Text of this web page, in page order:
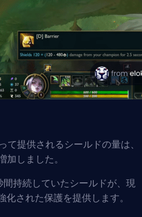
て提供されるシールドの量は、
しました。
持続していたシールドが、現
された保護を提供します。